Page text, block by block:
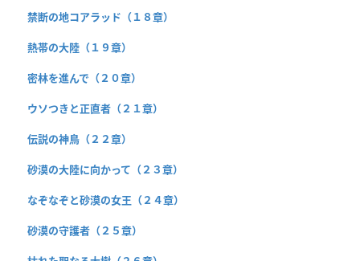
禁断の地コアラッド（１８章）
熱帯の大陸（１９章）
密林を進んで（２０章）
ウソつきと正直者（２１章）
伝説の神鳥（２２章）
砂漠の大陸に向かって（２３章）
なぞなぞと砂漠の女王（２４章）
砂漠の守護者（２５章）